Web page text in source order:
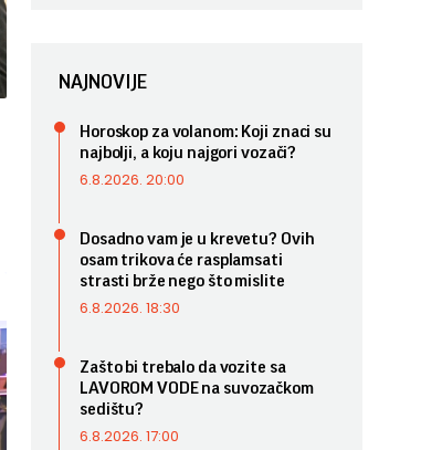
NAJNOVIJE
Horoskop za volanom: Koji znaci su
najbolji, a koju najgori vozači?
6.8.2026. 20:00
Dosadno vam je u krevetu? Ovih
osam trikova će rasplamsati
strasti brže nego što mislite
6.8.2026. 18:30
Zašto bi trebalo da vozite sa
LAVOROM VODE na suvozačkom
sedištu?
6.8.2026. 17:00